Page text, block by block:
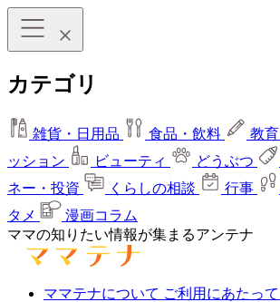
カテゴリ
雑貨・日用品 食品・飲料 教育
ッション
ビューティ どうぶつ
ネー・投資
くらしの相談 行事
タメ
漫画コラム
ママの知りたい情報が集まるアンテナ
ママテナについて ご利用にあたって